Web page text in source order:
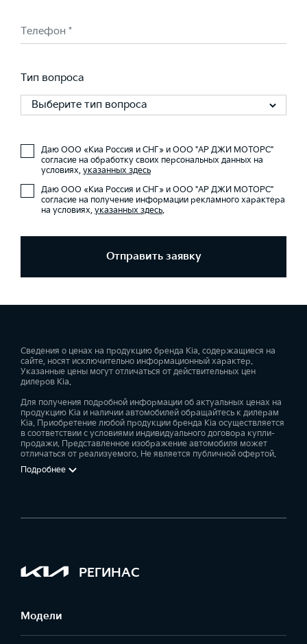
Телефон *
Тип вопроса
Выберите тип вопроса
Даю ООО «Киа Россия и СНГ» и ООО "АР ДЖИ МОТОРС"
согласие на обработку своих персональных данных на
условиях, указанных здесь
Даю ООО «Киа Россия и СНГ» и ООО "АР ДЖИ МОТОРС"
согласие на получение информации рекламного характера
на условиях, указанных здесь.
Отправить заявку
Сведения о ценах на продукцию бренда Kia, содержащиеся на
сайте, носят исключительно информационный характер.
Указанные цены могут отличаться от действительных цен
дилеров Kia.
Для получения подробной информации об актуальных ценах на
продукцию Kia и наличии автомобилей обращайтесь к дилерам
Kia. Приобретение любой продукции бренда Kia осуществляется
в соответствии с условиями индивидуального договора купли-
продажи. Представленное изображение автомобиля может
отличаться от реализуемого. Не является публичной офертой.
Подробнее
РЕГИНАС
Модели